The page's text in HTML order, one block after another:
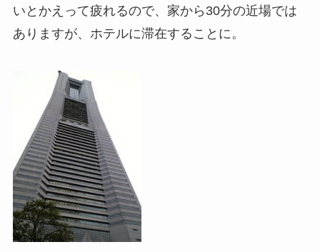
いとかえって疲れるので、家から30分の近場では
ありますが、ホテルに滞在することに。